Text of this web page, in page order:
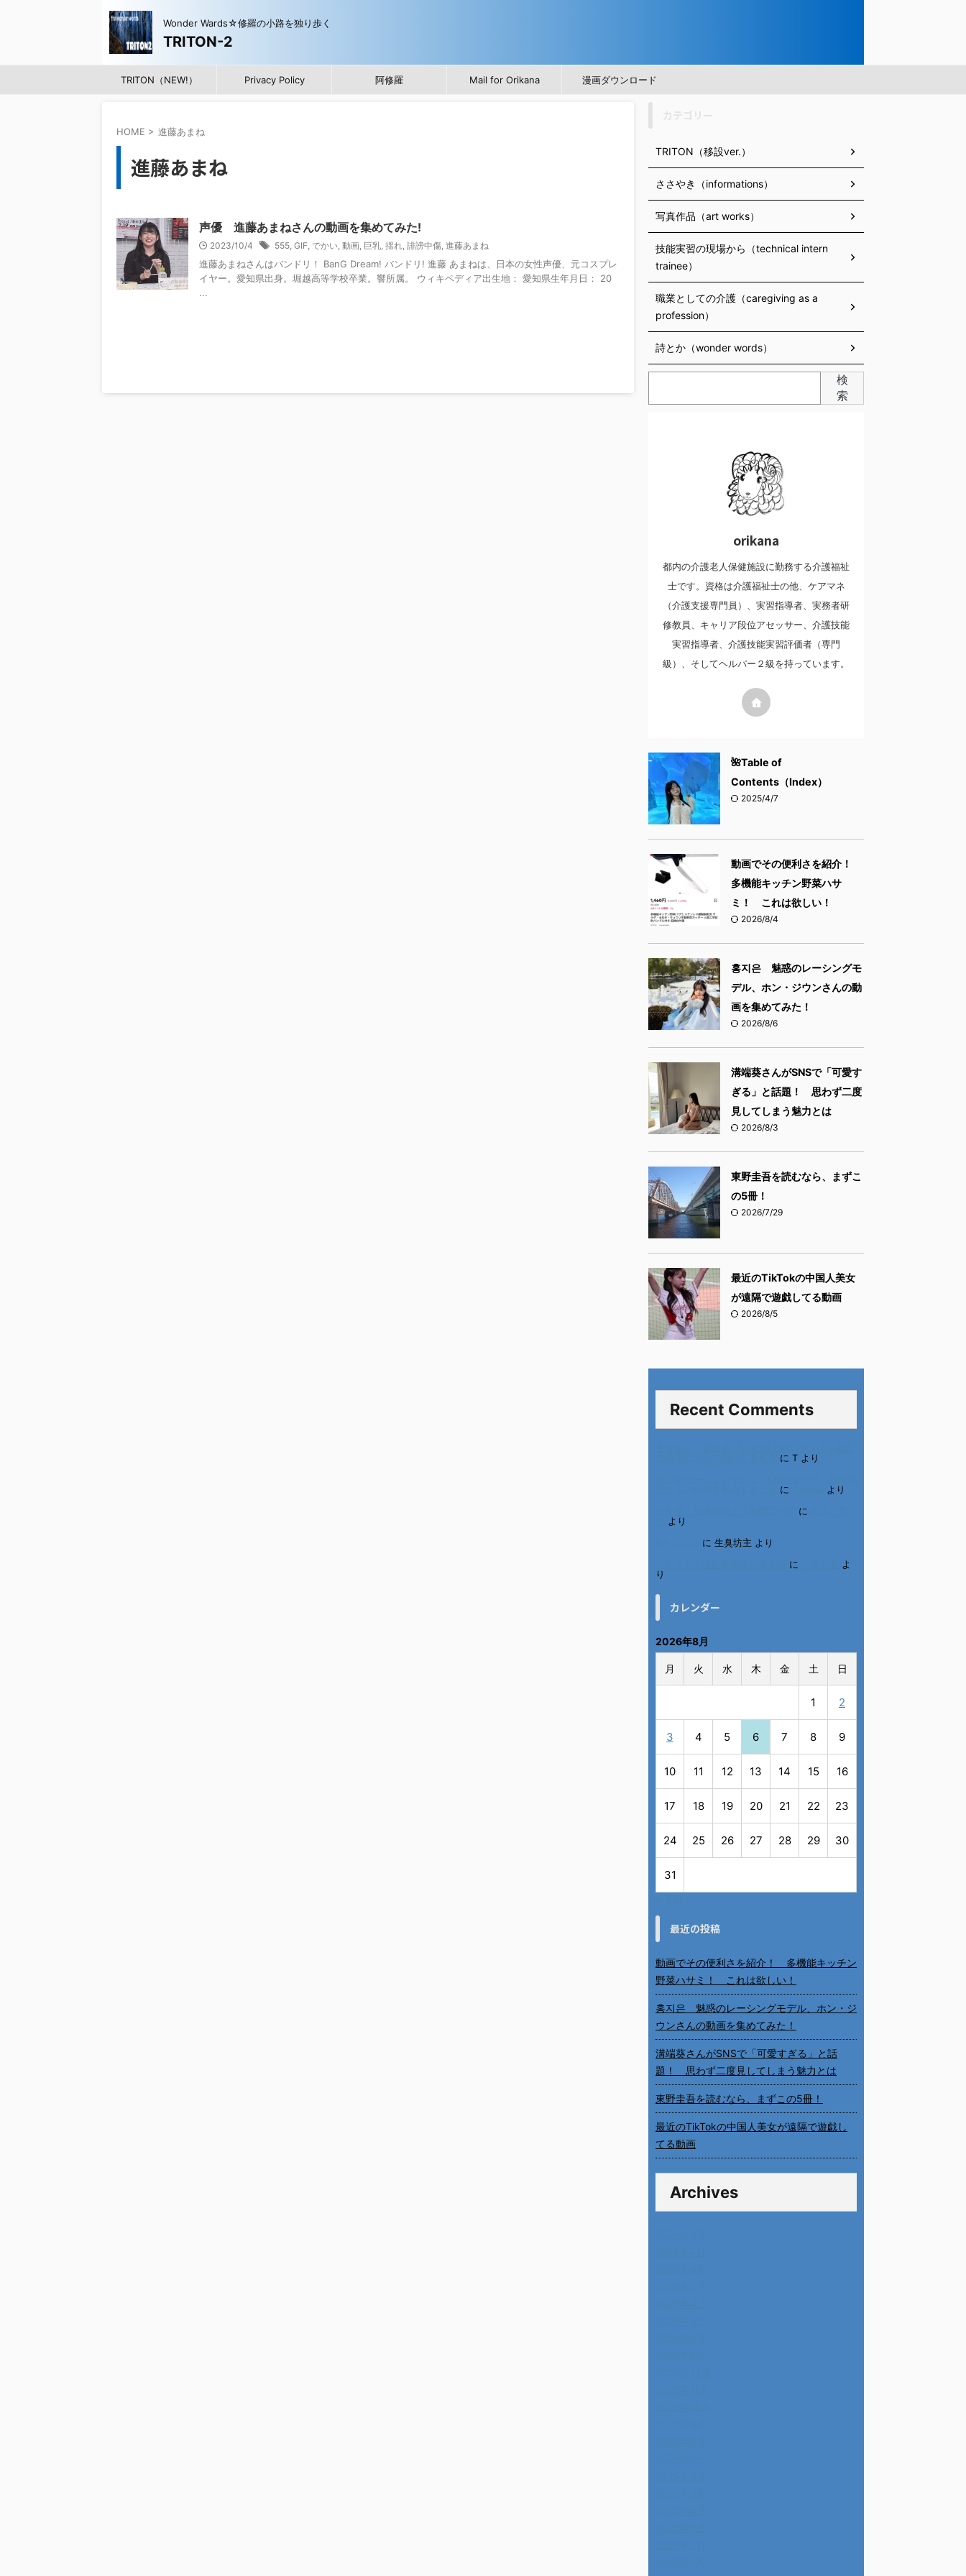
Wonder Wards☆修羅の小路を独り歩く
TRITON-2
TRITON（NEW!） Privacy Policy 阿修羅 Mail for Orikana 漫画ダウンロード
HOME > 進藤あまね
進藤あまね
声優 進藤あまねさんの動画を集めてみた!
2023/10/4 555, GIF, でかい, 動画, 巨乳, 揺れ, 誹謗中傷, 進藤あまね
進藤あまねさんはバンドリ！ BanG Dream! バンドリ! 進藤 あまねは、日本の女性声優、元コスプレ
イヤー。愛知県出身。堀越高等学校卒業。響所属。 ウィキペディア出生地： 愛知県生年月日： 20
...
TRITON（移設ver.）
ささやき（informations）
写真作品（art works）
技能実習の現場から（technical intern
trainee）
職業としての介護（caregiving as a
profession）
詩とか（wonder words）
検
索
orikana
都内の介護老人保健施設に勤務する介護福祉
士です。資格は介護福祉士の他、ケアマネ
（介護支援専門員）、実習指導者、実務者研
修教員、キャリア段位アセッサー、介護技能
実習指導者、介護技能実習評価者（専門
級）、そしてヘルパー２級を持っています。
🌺Table of
Contents（Index）
2025/4/7
動画でその便利さを紹介！
多機能キッチン野菜ハサ
ミ！ これは欲しい！
2026/8/4
홍지은 魅惑のレーシングモ
デル、ホン・ジウンさんの動
画を集めてみた！
2026/8/6
溝端葵さんがSNSで「可愛す
ぎる」と話題！ 思わず二度
見してしまう魅力とは
2026/8/3
東野圭吾を読むなら、まずこ
の5冊！
2026/7/29
最近のTikTokの中国人美女
が遠隔で遊戯してる動画
2026/8/5
Recent Comments
に T より
に
より
に
より
に 生臭坊主 より
に
よ
り
カレンダー
2026年8月
月 火 水 木 金 土 日
1 2
3 4 5 6 7 8 9
10 11 12 13 14 15 16
17 18 19 20 21 22 23
24 25 26 27 28 29 30
31
最近の投稿
動画でその便利さを紹介！ 多機能キッチン
野菜ハサミ！ これは欲しい！
홍지은 魅惑のレーシングモデル、ホン・ジ
ウンさんの動画を集めてみた！
溝端葵さんがSNSで「可愛すぎる」と話
題！ 思わず二度見してしまう魅力とは
東野圭吾を読むなら、まずこの5冊！
最近のTikTokの中国人美女が遠隔で遊戯し
てる動画
Archives